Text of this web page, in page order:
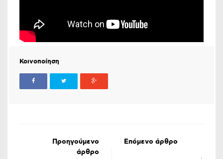
Κοινοποίηση
Προηγούμενο
άρθρο
Επόμενο άρθρο